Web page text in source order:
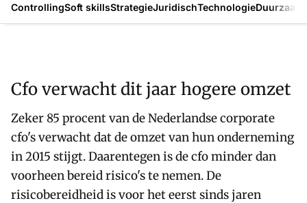
ControllingSoft skillsStrategieJuridischTechnologie
Cfo verwacht dit jaar hogere omzet
Zeker 85 procent van de Nederlandse corporate
cfo's verwacht dat de omzet van hun onderneming
in 2015 stijgt. Daarentegen is de cfo minder dan
voorheen bereid risico's te nemen. De
risicobereidheid is voor het eerst sinds jaren